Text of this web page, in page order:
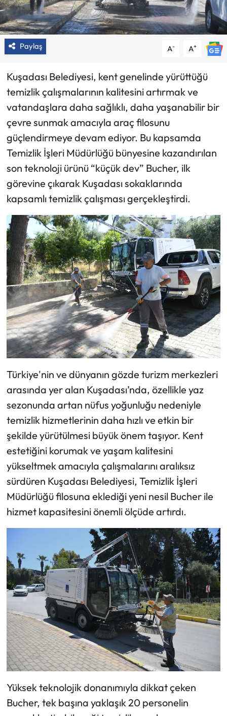
Paylaş A- A+
Kuşadası Belediyesi, kent genelinde yürüttüğü
temizlik çalışmalarının kalitesini artırmak ve
vatandaşlara daha sağlıklı, daha yaşanabilir bir
çevre sunmak amacıyla araç filosunu
güçlendirmeye devam ediyor. Bu kapsamda
Temizlik İşleri Müdürlüğü bünyesine kazandırılan
son teknoloji ürünü “küçük dev” Bucher, ilk
görevine çıkarak Kuşadası sokaklarında
kapsamlı temizlik çalışması gerçekleştirdi.
Türkiye'nin ve dünyanın gözde turizm merkezleri
arasında yer alan Kuşadası’nda, özellikle yaz
sezonunda artan nüfus yoğunluğu nedeniyle
temizlik hizmetlerinin daha hızlı ve etkin bir
şekilde yürütülmesi büyük önem taşıyor. Kent
estetiğini korumak ve yaşam kalitesini
yükseltmek amacıyla çalışmalarını aralıksız
sürdüren Kuşadası Belediyesi, Temizlik İşleri
Müdürlüğü filosuna eklediği yeni nesil Bucher ile
hizmet kapasitesini önemli ölçüde artırdı.
Yüksek teknolojik donanımıyla dikkat çeken
Bucher, tek başına yaklaşık 20 personelin